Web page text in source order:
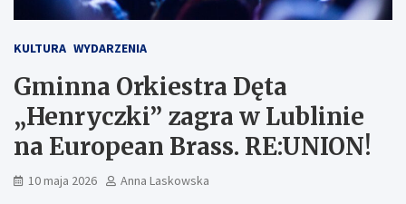
KULTURA WYDARZENIA
Gminna Orkiestra Dęta
„Henryczki” zagra w Lublinie
na European Brass. RE:UNION!
10 maja 2026 Anna Laskowska